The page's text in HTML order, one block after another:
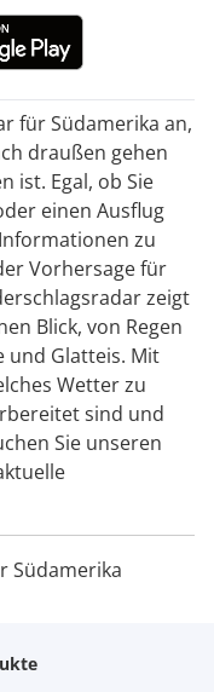
für Südamerika an,
draußen gehen
ist. Egal, ob Sie
einen Ausflug
zu
Vorhersage für
zeigt
Blick, von Regen
und Glatteis. Mit
Wetter zu
sind und
Sie unseren
Südamerika